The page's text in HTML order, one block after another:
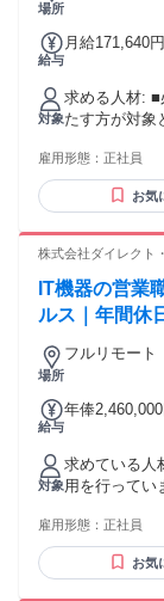
場所
給与
月給171,640円～269,000
て計算されます。 時間給（※1）×1日当たりの勤
時間）×20営業日（※2） ※1 ご
詳細はご応募後にご説
数に関わらず、
給与改定を行い
業成績に応じた給与
ヶ月ごとに行えます。 ---- 1,226（
日）=月給171,640円 1,850（円）×7（時
インセンティ
研修中期間中の給与変動な
センティブ支給（最大
金、健康保険
対象
求める人材: ■必須スキル 今回の募集は以下の条件すべてを満
たす方が対
ル送信）がで
回線等）があ
した通話品
ができる環境のご
応経験、キャ
セスなどの経験が活かせま
輩が活躍中！
います。 応募者さまの過去業務経験（一例） 小売販売スタッ
フ、飲食店
ーサクセス
雇用形態： 正社員
お気
株式会社ダイレクト
IT機器の営業
ルス｜年間休
場所
フルリモート
給与
年俸
【一律手当
金額：あり 1
当金額：なし 【年収】 246万円～500万円＋残業代＋インセン
ティブ（年4回） 【月給】 ￥200,000～￥400,000＋
ます ※残業代は1
率最大18%実
対象
求めている人
用を行っています◎ 【必須条件】 ・ 高
ん。 【こんな方におすすめです✨】 ＼1つでも当てはまれば
OK！／ ・営
数不問） ・
雇用形態： 正社員
お気